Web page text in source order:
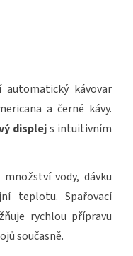
automatický kávovar
a černé kávy.
displejs intuitivním
vody, dávku
teplotu. Spařovací
rychlou přípravu
současně.